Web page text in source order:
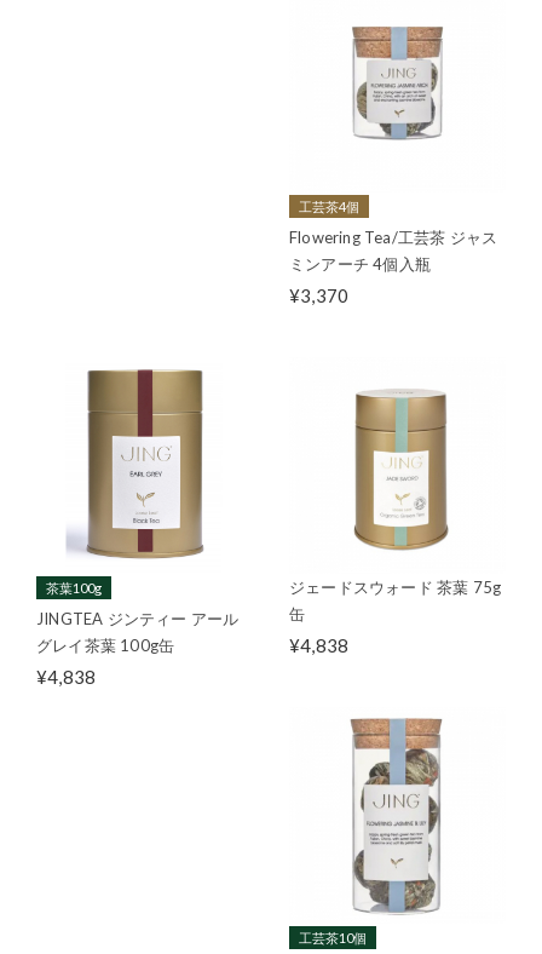
工芸茶4個
Flowering Tea/工芸茶 ジャス
ミンアーチ 4個入瓶
¥3,370
茶葉100g
JINGTEA ジンティー アール
グレイ茶葉 100g缶
¥4,838
ジェードスウォード 茶葉 75g
缶
¥4,838
工芸茶10個